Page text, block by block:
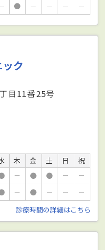
● － － － －
ク
目11番25号
木 金 土 日
祝
－ ● ● －
－
－ ● － －
－
診療時間の詳細はこちら